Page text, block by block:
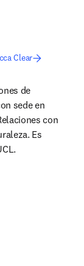
Clear
de
sede en
con
Es